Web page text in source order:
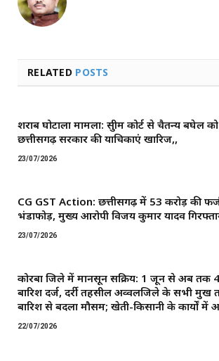
RELATED POSTS
शराब घोटाला मामला: सुप्रीम कोर्ट से चैतन्य बघेल
छत्तीसगढ़ सरकार की याचिकाएं खारिज,,
23/07/2026
CG GST Action: छत्तीसगढ़ में 53 करोड़ की
भंडाफोड़, मुख्य आरोपी विजय कुमार यादव
23/07/2026
कोरबा जिले में मानसून सक्रिय: 1 जून से अब तक
बारिश दर्ज, दर्री तहसील अव्वलजिले के सभी
बारिश से बदला मौसम; खेती-किसानी के कार्यों में
22/07/2026